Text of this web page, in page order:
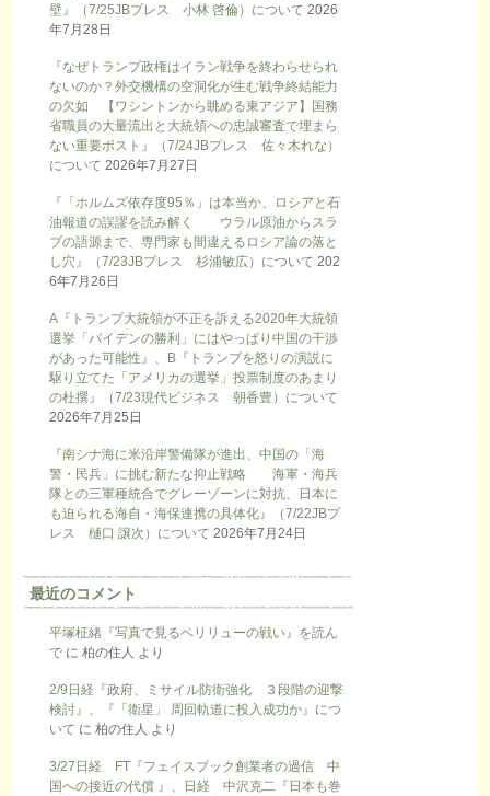
壁』（7/25JBプレス 小林 啓倫）について 2026
年7月28日
『なぜトランプ政権はイラン戦争を終わらせられ
ないのか？外交機構の空洞化が生む戦争終結能力
の欠如 【ワシントンから眺める東アジア】国務
省職員の大量流出と大統領への忠誠審査で埋まら
ない重要ポスト』（7/24JBプレス 佐々木れな）
について 2026年7月27日
『「ホルムズ依存度95％」は本当か、ロシアと石
油報道の誤謬を読み解く ウラル原油からスラ
ブの語源まで、専門家も間違えるロシア論の落と
し穴』（7/23JBプレス 杉浦敏広）について 202
6年7月26日
A『トランプ大統領が不正を訴える2020年大統領
選挙「バイデンの勝利」にはやっぱり中国の干渉
があった可能性』、B『トランプを怒りの演説に
駆り立てた「アメリカの選挙」投票制度のあまり
の杜撰』（7/23現代ビジネス 朝香豊）について
2026年7月25日
『南シナ海に米沿岸警備隊が進出、中国の「海
警・民兵」に挑む新たな抑止戦略 海軍・海兵
隊との三軍種統合でグレーゾーンに対抗、日本に
も迫られる海自・海保連携の具体化』（7/22JBプ
レス 樋口 譲次）について 2026年7月24日
最近のコメント
平塚柾緒『写真で見るペリリューの戦い』を読ん
で に 柏の住人 より
2/9日経『政府、ミサイル防衛強化 ３段階の迎撃
検討』、『「衛星」 周回軌道に投入成功か』につ
いて に 柏の住人 より
3/27日経 FT『フェイスブック創業者の過信 中
国への接近の代償 』、日経 中沢克二『日本も巻